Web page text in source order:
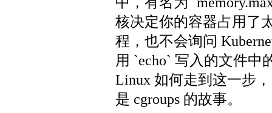
核决定你的容器占用了
程，也不会询问
用 `echo` 写入的文件中
Linux 如何走到这一步
是 cgroups 的故事。